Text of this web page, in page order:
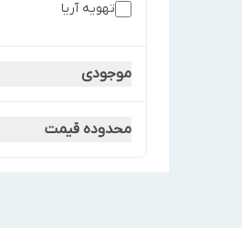
تهویه آریا
موجودی
محدوده قیمت